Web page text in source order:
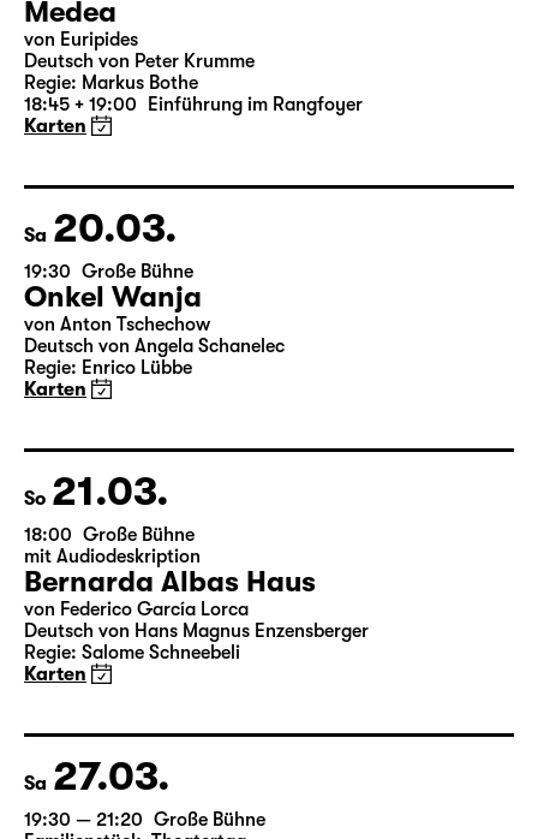
Di 16.03.
19:30 — 20:55 Große Bühne
Medea
von Euripides
18:45 + 19:00 Einführung im Rangfoyer
Karten
Sa 20.03.
19:30 Große Bühne
Onkel Wanja
Regie: Enrico Lübbe
Karten
So 21.03.
18:00 Große Bühne
mit Audiodeskription
Bernarda Albas Haus
Regie: Salome Schneebeli
Karten